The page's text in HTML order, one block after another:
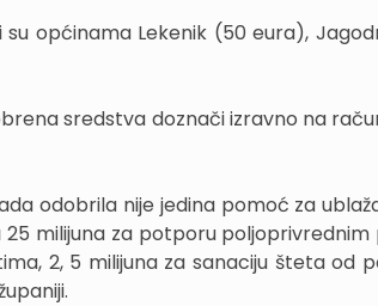
općinama Lekenik (50 eura),
sredstva doznači izravno na
odobrila nije jedina pomoć za
milijuna za potporu
2, 5 milijuna za sanaciju šteta od